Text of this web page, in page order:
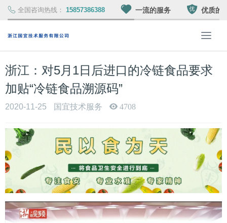
全国咨询热线： 15857386388 一流的服务 优质的
T
o
g
v
i
i
o
n
浙江：对5月1日后进口的冷链食品要求
加贴“冷链食品溯源码”
2020-11-25 国宜技术服务 4708